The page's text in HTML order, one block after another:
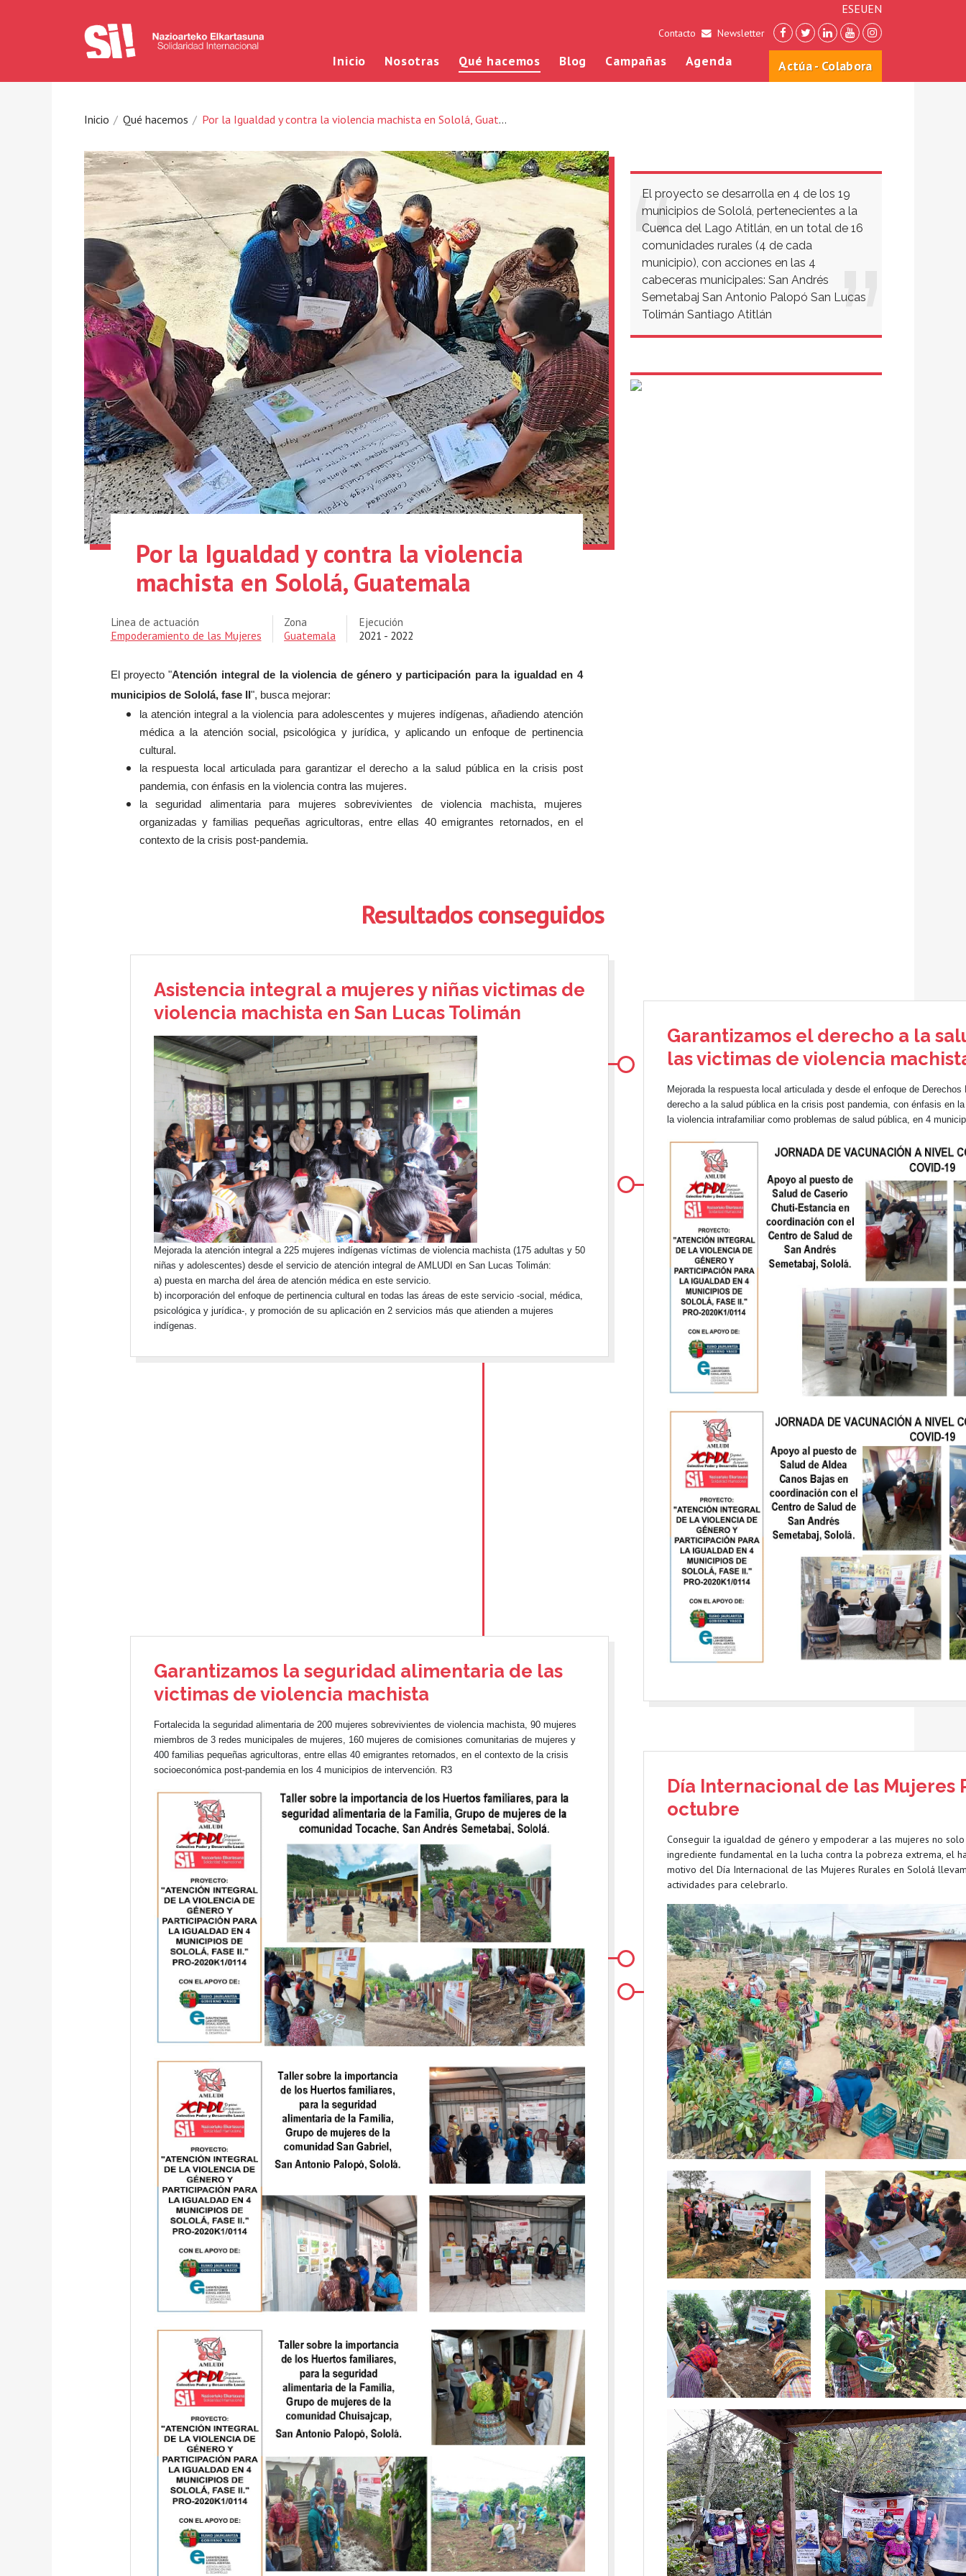
ESEUEN
Contacto Newsletter
Inicio Nosotras Qué hacemos Blog Campañas Agenda Actúa - Colabora
Inicio Qué hacemos Por la Igualdad y contra la violencia machista en Sololá, Guatemala
Por la Igualdad y contra la violencia
machista en Sololá, Guatemala
Linea de actuación
Empoderamiento de las Mujeres
Zona
Guatemala
Ejecución
2021 - 2022
El proyecto "Atención integral de la violencia de género y participación para la igualdad en 4
municipios de Sololá, fase II ", busca mejorar:
la atención integral a la violencia para adolescentes y mujeres indígenas, añadiendo atención
médica a la atención social, psicológica y jurídica, y aplicando un enfoque de pertinencia
cultural.
la respuesta local articulada para garantizar el derecho a la salud pública en la crisis post
pandemia, con énfasis en la violencia contra las mujeres.
la seguridad alimentaria para mujeres sobrevivientes de violencia machista, mujeres
organizadas y familias pequeñas agricultoras, entre ellas 40 emigrantes retornados, en el
contexto de la crisis post-pandemia.
El proyecto se desarrolla en 4 de los 19
municipios de Sololá, pertenecientes a la
Cuenca del Lago Atitlán, en un total de 16
comunidades rurales (4 de cada
municipio), con acciones en las 4
cabeceras municipales: San Andrés
Semetabaj San Antonio Palopó San Lucas
Tolimán Santiago Atitlán
Resultados conseguidos
Asistencia integral a mujeres y niñas victimas de
violencia machista en San Lucas Tolimán
Mejorada la atención integral a 225 mujeres indígenas víctimas de violencia machista (175 adultas y 50
niñas y adolescentes) desde el servicio de atención integral de AMLUDI en San Lucas Tolimán:
a) puesta en marcha del área de atención médica en este servicio.
b) incorporación del enfoque de pertinencia cultural en todas las áreas de este servicio -social, médica,
psicológica y jurídica-, y promoción de su aplicación en 2 servicios más que atienden a mujeres
indígenas.
Garantizamos el derecho a la
las victimas de violencia
Mejorada la respuesta local articulada y desde el enfoque de Derechos
derecho a la salud pública en la crisis post pandemia, con énfasis en
la violencia intrafamiliar como problemas de salud pública, en 4
Garantizamos la seguridad alimentaria de las
victimas de violencia machista
Fortalecida la seguridad alimentaria de 200 mujeres sobrevivientes de violencia machista, 90 mujeres
miembros de 3 redes municipales de mujeres, 160 mujeres de comisiones comunitarias de mujeres y
400 familias pequeñas agricultoras, entre ellas 40 emigrantes retornados, en el contexto de la crisis
socioeconómica post-pandemia en los 4 municipios de intervención. R3
Día Internacional de las Mujeres
octubre
Conseguir la igualdad de género y empoderar a las mujeres no
ingrediente fundamental en la lucha contra la pobreza extrema, el
motivo del Día Internacional de las Mujeres Rurales en Sololá
actividades para celebrarlo.